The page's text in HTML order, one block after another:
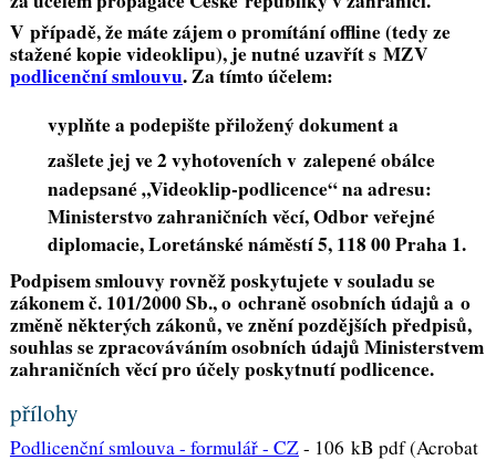
V případě, že máte zájem o promítání offline (tedy ze
stažené kopie videoklipu), je nutné uzavřít s MZV
podlicenční smlouvu. Za tímto účelem:
vyplňte a podepište přiložený dokument a
zašlete jej ve 2 vyhotoveních v zalepené obálce
nadepsané „Videoklip-podlicence“ na adresu:
Ministerstvo zahraničních věcí, Odbor veřejné
diplomacie, Loretánské náměstí 5, 118 00 Praha 1.
Podpisem smlouvy rovněž poskytujete v souladu se
zákonem č. 101/2000 Sb., o ochraně osobních údajů a o
změně některých zákonů, ve znění pozdějších předpisů,
souhlas se zpracováváním osobních údajů Ministerstvem
zahraničních věcí pro účely poskytnutí podlicence.
přílohy
Podlicenční smlouva - formulář - CZ- 106 kB pdf (Acrobat